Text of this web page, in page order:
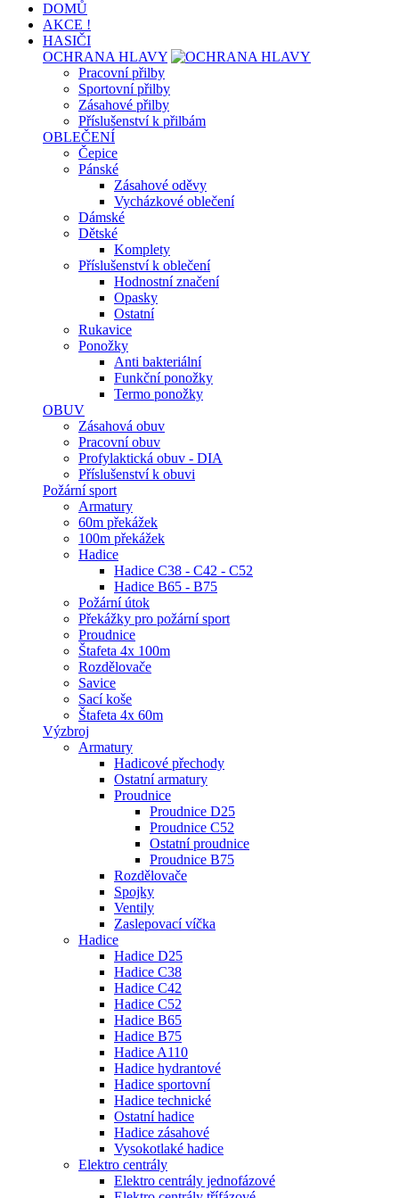
DOMŮ
AKCE !
HASIČI
OCHRANA HLAVY
Pracovní přilby
Sportovní přilby
Zásahové přilby
Příslušenství k přilbám
OBLEČENÍ
Čepice
Pánské
Zásahové oděvy
Vycházkové oblečení
Dámské
Dětské
Komplety
Příslušenství k oblečení
Hodnostní značení
Opasky
Ostatní
Rukavice
Ponožky
Anti bakteriální
Funkční ponožky
Termo ponožky
OBUV
Zásahová obuv
Pracovní obuv
Profylaktická obuv - DIA
Příslušenství k obuvi
Požární sport
Armatury
60m překážek
100m překážek
Hadice
Hadice C38 - C42 - C52
Hadice B65 - B75
Požární útok
Překážky pro požární sport
Proudnice
Štafeta 4x 100m
Rozdělovače
Savice
Sací koše
Štafeta 4x 60m
Výzbroj
Armatury
Hadicové přechody
Ostatní armatury
Proudnice
Proudnice D25
Proudnice C52
Ostatní proudnice
Proudnice B75
Rozdělovače
Spojky
Ventily
Zaslepovací víčka
Hadice
Hadice D25
Hadice C38
Hadice C42
Hadice C52
Hadice B65
Hadice B75
Hadice A110
Hadice hydrantové
Hadice sportovní
Hadice technické
Ostatní hadice
Hadice zásahové
Vysokotlaké hadice
Elektro centrály
Elektro centrály jednofázové